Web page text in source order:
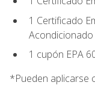
1 Certificado
Acondicionado
1 cupón EPA
*Pueden aplicarse